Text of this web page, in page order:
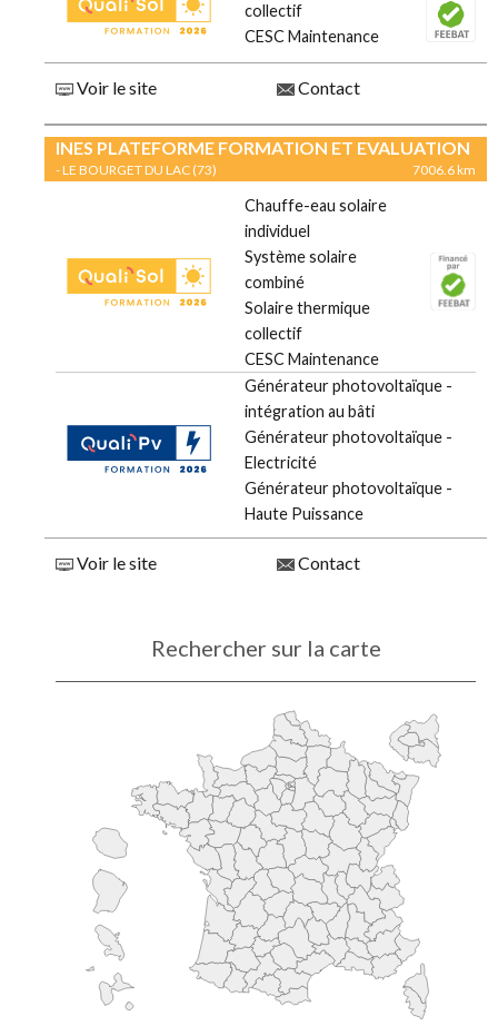
collectif
CESC Maintenance
Voir le site Contact
INES PLATEFORME FORMATION ET EVALUATION
- LE BOURGET DU LAC (73) 7006.6 km
Chauffe-eau solaire
individuel
Système solaire
combiné
Solaire thermique
collectif
CESC Maintenance
Générateur photovoltaïque -
intégration au bâti
Générateur photovoltaïque -
Electricité
Générateur photovoltaïque -
Haute Puissance
Voir le site Contact
Rechercher sur la carte